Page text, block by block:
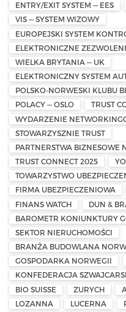
ENTRY/EXIT SYSTEM — EES
VIS — SYSTEM WIZOWY
EUROPEJSKI SYSTEM
ELEKTRONICZNE
WIELKA BRYTANIA — UK
ELEKTRONICZNY SYSTEM
POLSKO-NORWESKI KLUBU
POLACY — OSLO
TRUST
WYDARZENIE
STOWARZYSZNIE TRUST
PARTNERSTWA BIZNESOWE
TRUST CONNECT 2025
TOWARZYSTWO
FIRMA UBEZPIECZENIOWA
FINANS WATCH
DUN &
BAROMETR KONIUNKTURY
SEKTOR NIERUCHOMOŚCI
BRANŻA BUDOWLANA
GOSPODARKA NORWEGII
KONFEDERACJA
BIO SUISSE
ZURYCH
LOZANNA
LUCERNA